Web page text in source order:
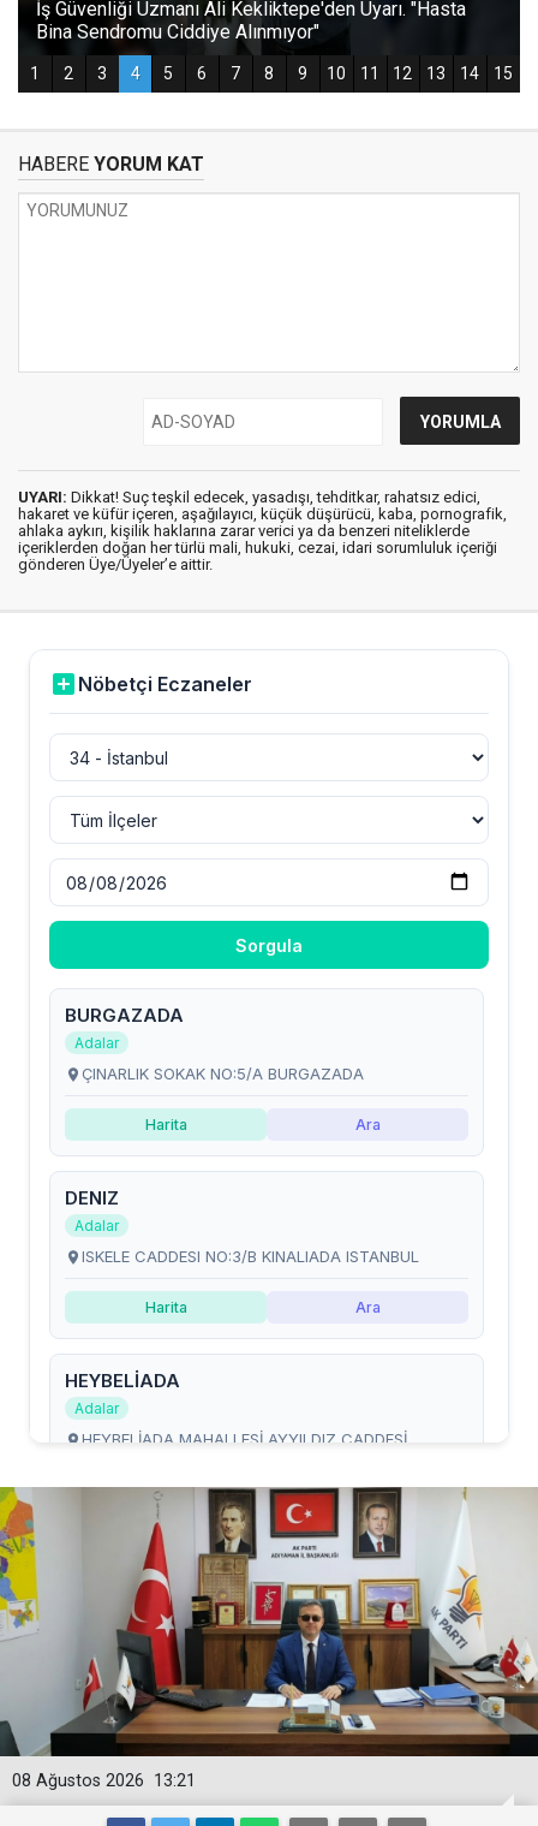
HABERE YORUM KAT
UYARI: Dikkat! Suç teşkil edecek, yasadışı, tehditkar, rahatsız edici,
hakaret ve küfür içeren, aşağılayıcı, küçük düşürücü, kaba, pornografik,
ahlaka aykırı, kişilik haklarına zarar verici ya da benzeri niteliklerde
içeriklerden doğan her türlü mali, hukuki, cezai, idari sorumluluk içeriği
gönderen Üye/Üyeler’e aittir.
13:21
08 Ağustos 2026